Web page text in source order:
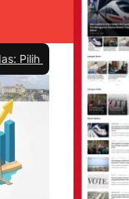
dengan Bijak dan